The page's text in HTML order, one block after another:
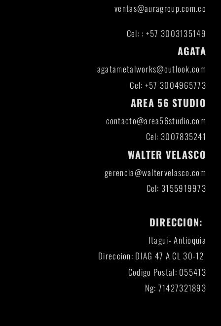
ventas@auragroup.com.co
Cel: : +57 3003135149
AGATA
agatametalworks@outlook.com
Cel: +57 3004965773
AREA 56 STUDIO
contacto@area56studio.com
Cel: 3007835241
WALTER VELASCO
gerencia@waltervelasco.com
Cel: 3155919973
DIRECCION:
Itagui- Antioquia
Direccion: DIAG 47 A CL 30-12
Codigo Postal: 055413
Ng: 71427321893